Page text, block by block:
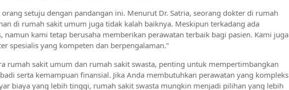
setuju dengan pandangan ini. Menurut Dr. Satria, seorang dokter di rumah
di rumah sakit umum juga tidak kalah baiknya. Meskipun terkadang ada
namun kami tetap berusaha memberikan perawatan terbaik bagi pasien. Kami juga
spesialis yang kompeten dan berpengalaman.”
rumah sakit umum dan rumah sakit swasta, penting untuk mempertimbangkan
serta kemampuan finansial. Jika Anda membutuhkan perawatan yang kompleks
biaya yang lebih tinggi, rumah sakit swasta mungkin menjadi pilihan yang lebih